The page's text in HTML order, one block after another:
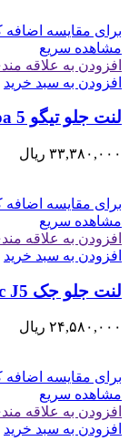
برای مقایسه اضافه
مشاهده سریع
افزودن به علاقه
افزودن به سبد خرید
لنت جلو تيگو 5 SunSky RS Low Metallic Koa
۳۳,۳۸۰,۰۰۰ ریال
برای مقایسه اضافه
مشاهده سریع
افزودن به علاقه
افزودن به سبد خرید
لنت جلو جک SunSky RS Low Metallic J5
۲۴,۵۸۰,۰۰۰ ریال
برای مقایسه اضافه
مشاهده سریع
افزودن به علاقه
افزودن به سبد خرید